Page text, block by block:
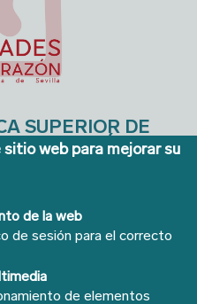
SUPERIOR DE
EDIFICACIÓN
- Sevilla 41012. Teléfonos:
web para mejorar su
de la web
de sesión para el correcto
de elementos